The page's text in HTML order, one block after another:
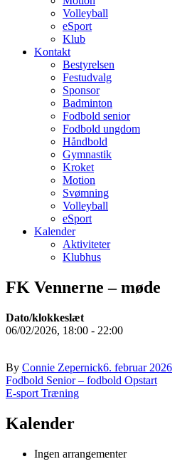
Volleyball
eSport
Klub
Kontakt
Bestyrelsen
Festudvalg
Sponsor
Badminton
Fodbold senior
Fodbold ungdom
Håndbold
Gymnastik
Kroket
Motion
Svømning
Volleyball
eSport
Kalender
Aktiviteter
Klubhus
FK Vennerne – møde
Dato/klokkeslæt
06/02/2026, 18:00 - 22:00
By Connie Zepernick6. februar 2026
Indlægsnavigation
Fodbold Senior – fodbold Opstart
E-sport Træning
Kalender
Ingen arrangementer